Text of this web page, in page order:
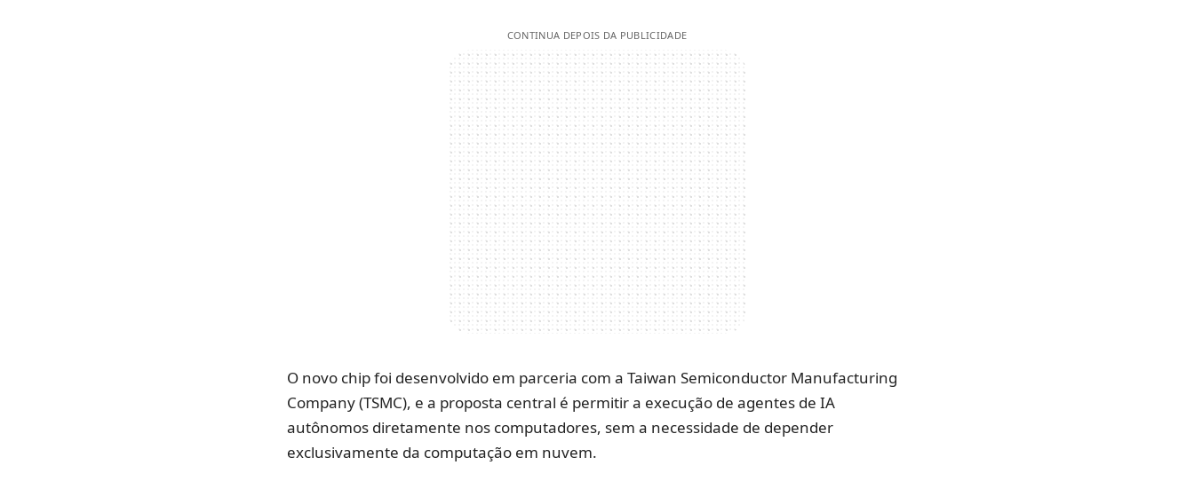
CONTINUA DEPOIS DA PUBLICIDADE
O novo chip foi desenvolvido em parceria com a Taiwan Semiconductor Manufacturing
Company (TSMC), e a proposta central é permitir a execução de agentes de IA
autônomos diretamente nos computadores, sem a necessidade de depender
exclusivamente da computação em nuvem.